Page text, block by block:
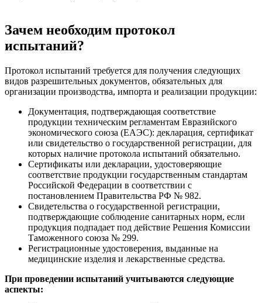
Зачем необходим протокол
испытаний?
Протокол испытаний требуется для получения следующих
видов разрешительных документов, обязательных для
организации производства, импорта и реализации продукции:
Документация, подтверждающая соответствие
продукции техническим регламентам Евразийского
экономического союза (ЕАЭС): декларация, сертификат
или свидетельство о государственной регистрации, для
которых наличие протокола испытаний обязательно.
Сертификаты или декларации, удостоверяющие
соответствие продукции государственным стандартам
Российской Федерации в соответствии с
постановлением Правительства РФ № 982.
Свидетельства о государственной регистрации,
подтверждающие соблюдение санитарных норм, если
продукция подпадает под действие Решения Комиссии
Таможенного союза № 299.
Регистрационные удостоверения, выданные на
медицинские изделия и лекарственные средства.
При проведении испытаний учитываются следующие
аспекты: